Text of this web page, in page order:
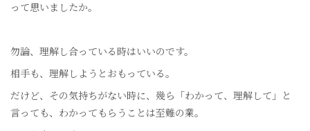
って思いましたか。
勿論、理解し合っている時はいいのです。
相手も、理解しようとおもっている。
だけど、その気持ちがない時に、幾ら「わかって、理解して」と
言っても、わかってもらうことは至難の業。